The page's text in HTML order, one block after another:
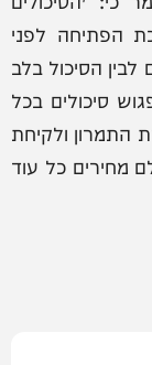
הפתיחה לפני
לבין הסיכול בלב
סיכולים בכל
התמרון ולקיחת
מחירים כל עוד